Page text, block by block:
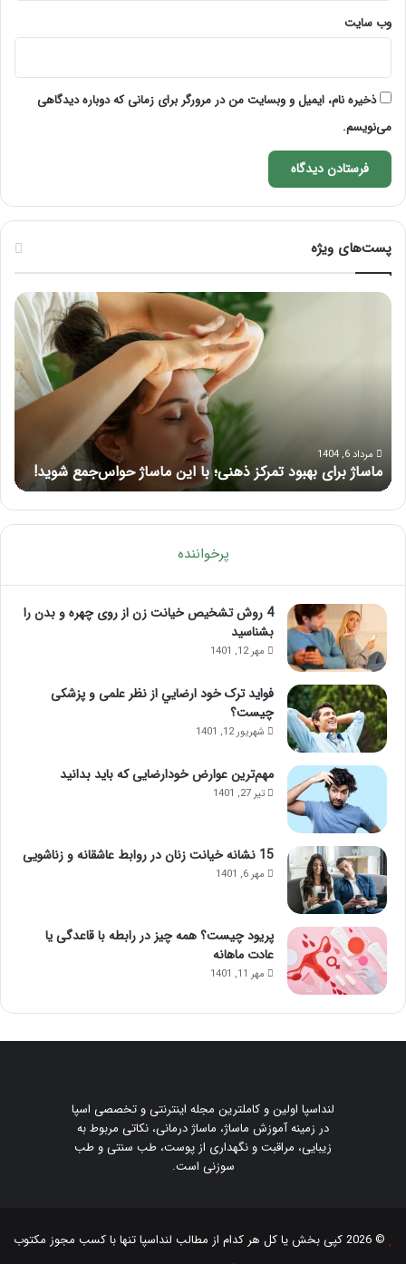
وب‌ سایت
ذخیره نام، ایمیل و وبسایت من در مرورگر برای زمانی که دوباره دیدگاهی
می‌نویسم.
پست‌های ویژه
راهنمای
ژل مرداد 5, 1404
راهنمای کامل آموزش ماساژ لب بعد از تزریق ژل
پرخواننده
4 روش تشخیص خیانت زن از روی چهره و بدن را
بشناسید
مهر 12, 1401
فواید ترک خود ارضايي از نظر علمی و پزشکی
چیست؟
شهریور 12, 1401
مهم‌ترین عوارض خودارضایی که باید بدانید
تیر 27, 1401
15 نشانه خیانت زنان در روابط عاشقانه و زناشویی
مهر 6, 1401
پریود چیست؟ همه چیز در رابطه با قاعدگی یا
عادت ماهانه
مهر 11, 1401
لنداسپا اولین و کاملترین مجله اینترنتی و تخصصی اسپا
در زمینه آموزش ماساژ، ماساژ درمانی، نکاتی مربوط به
زیبایی، مراقبت و نگهداری از پوست، طب سنتی و طب
سوزنی است.
© 2026 کپی بخش یا کل هر کدام از مطالب لنداسپاتنها با کسب مجوز مکتوب